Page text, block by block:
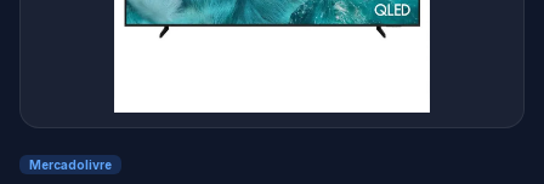
Mercadolivre